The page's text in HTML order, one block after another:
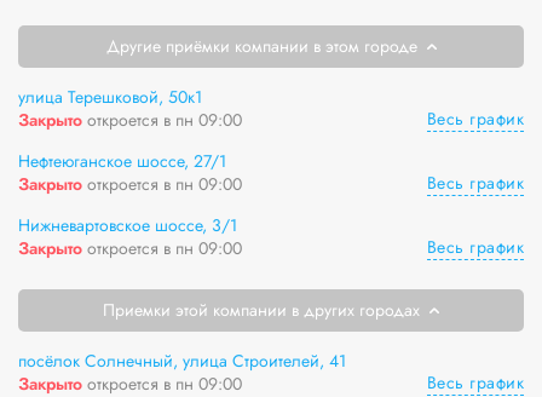
Другие приёмки компании в этом городе
улица Терешковой, 50к1
Закрыто откроется в пн 09:00
Весь график
Нефтеюганское шоссе, 27/1
Закрыто откроется в пн 09:00
Весь график
Нижневартовское шоссе, 3/1
Закрыто откроется в пн 09:00 Весь график
Приемки этой компании в других городах
посёлок Солнечный, улица Строителей, 41
Закрыто откроется в пн 09:00
Весь график